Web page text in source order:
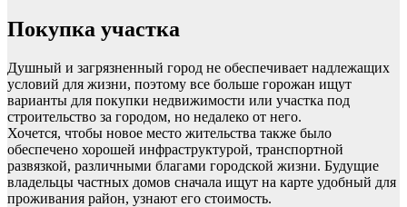
Покупка участка
Душный и загрязненный город не обеспечивает надлежащих
условий для жизни, поэтому все больше горожан ищут
варианты для покупки недвижимости или участка под
строительство за городом, но недалеко от него.
Хочется, чтобы новое место жительства также было
обеспечено хорошей инфраструктурой, транспортной
развязкой, различными благами городской жизни. Будущие
владельцы частных домов сначала ищут на карте удобный для
проживания район, узнают его стоимость.